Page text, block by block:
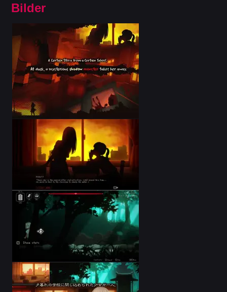
Bilder